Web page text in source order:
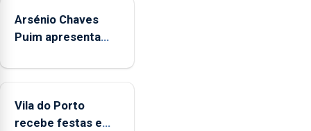
durante
o
de
entre
as
Arsénio Chaves
Puim apresenta
de Vila do Porto
Vila do Porto
recebe festas em